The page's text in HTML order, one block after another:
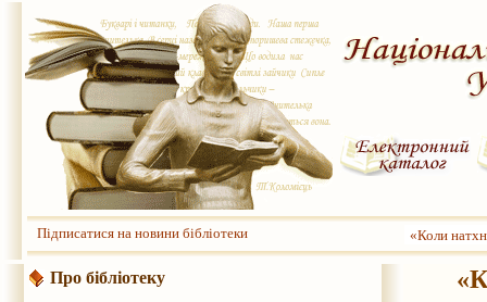
Підписатися на новини бібліотеки «Коли
Про бібліотеку